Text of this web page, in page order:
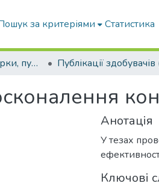
за критеріями Статистика
Конференції, збірки, публікації молодих вчених і здобувачів : магістрів, бакалаврів, аспірантів.
Анотація
У тезах
Ключові